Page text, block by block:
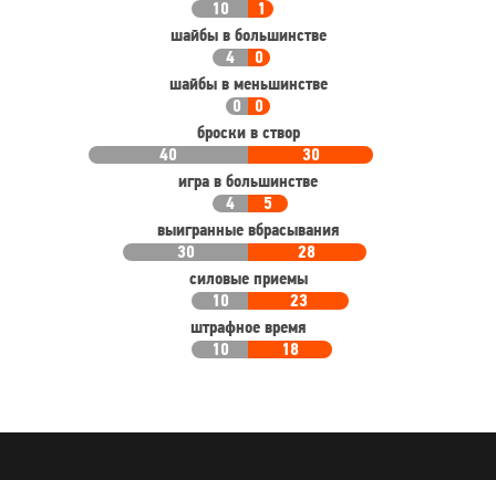
10
1
шайбы в большинстве
4
0
шайбы в меньшинстве
0
0
броски в створ
40
30
игра в большинстве
4
5
выигранные вбрасывания
30
28
силовые приемы
10
23
штрафное время
10
18